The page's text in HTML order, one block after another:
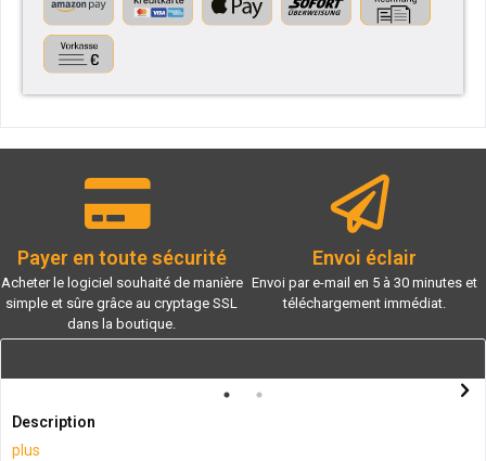
Payer en toute sécurité
Acheter le logiciel souhaité de manière
simple et sûre grâce au cryptage SSL
dans la boutique.
Envoi éclair
Envoi par e-mail en 5 à 30 minutes et
téléchargement immédiat.
Description
plus